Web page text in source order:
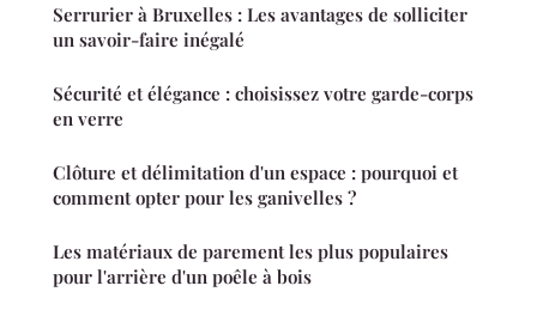
Serrurier à Bruxelles : Les avantages de solliciter
un savoir-faire inégalé
Sécurité et élégance : choisissez votre garde-corps
en verre
Clôture et délimitation d'un espace : pourquoi et
comment opter pour les ganivelles ?
Les matériaux de parement les plus populaires
pour l'arrière d'un poêle à bois